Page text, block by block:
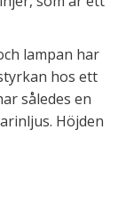
lampan har
hos ett
således en
Höjden